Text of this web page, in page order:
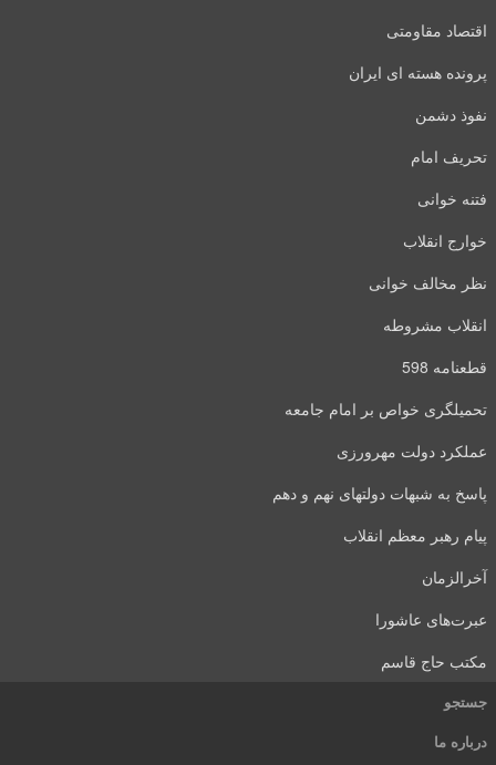
اقتصاد مقاومتی
پرونده هسته ای ایران
نفوذ دشمن
تحریف امام
فتنه خوانی
خوارج انقلاب
نظر مخالف خوانی
انقلاب مشروطه
قطعنامه 598
تحمیلگری خواص بر امام جامعه
عملکرد دولت مهرورزی
پاسخ به شبهات دولتهای نهم و دهم
پیام رهبر معظم انقلاب
آخرالزمان
عبرت‌های عاشورا
مکتب حاج قاسم
جستجو
درباره ما